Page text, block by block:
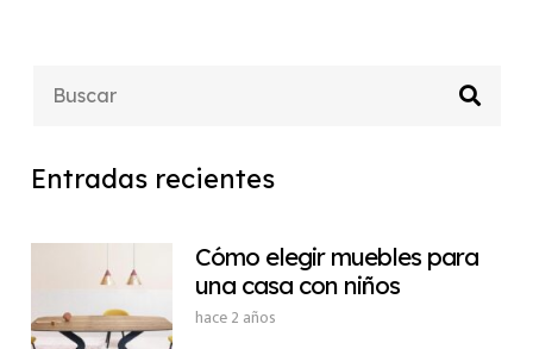
Entradas recientes
Cómo elegir muebles para
una casa con niños
hace 2 años